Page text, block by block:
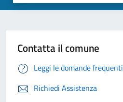
Contatta il comune
Leggi le domande frequenti
Richiedi Assistenza